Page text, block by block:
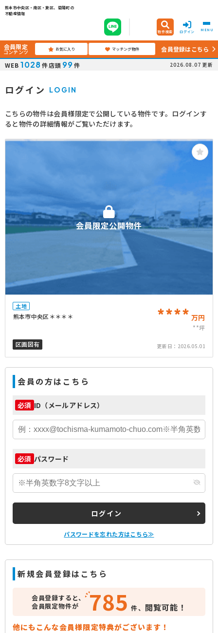
熊本市中央区・南区・東区、菊陽町の
不動産情報
物件検索 ログイン MENU
会員限定
コンテンツ お気に入り マッチング物件
会員登録はこちら
WEB 1028 件店頭 99 件 2026.08.07 更新
ログイン LOGIN
こちらの物件は会員様限定で公開している物件です。ログインす
ると物件の詳細情報がご覧いただけます。
会員限定公開物件
土地
熊本市中央区＊＊＊＊ **** 万円
**坪
区画図有
更新日： 2026.05.01
会員の方はこちら
必須 ID（メールアドレス）
必須 パスワード
ログイン
パスワードを忘れた方はこちら≫
新規会員登録はこちら
会員登録すると、
会員限定物件が
785 件、 閲覧可能！
他にもこんな会員様限定特典がございます！